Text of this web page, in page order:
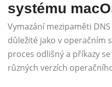
systému
Vymazání mezipaměti
důležité jako v operačním
proces odlišný a příkazy
různých verzích